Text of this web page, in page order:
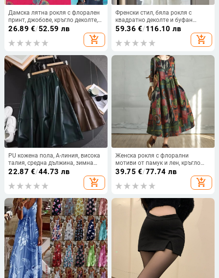
Дамска лятна рокля с флорален
принт, джобове, кръгло деколте,
дълга свободна кройка, етно
стил, полиестерова материя с
имитация на памук
26.89 €/52.59 лв
add_shopping_cart
Френски стил, бяла рокля с
квадратно деколте и буфан
ръкави, за лятото, елегантна и
уникална с подчертана талия
59.36 €/116.10 лв
add_shopping_cart
PU кожена пола, А-линия, висока
талия, средна дължина, зимна
2024
22.87 €/44.73 лв
add_shopping_cart
Женска рокля с флорални
мотиви от памук и лен, кръгло
деколте, свободна кройка, ретро
стил, A-линия, дълги ръкави,
средна дължина, пролет 2025
39.75 €/77.74 лв
add_shopping_cart